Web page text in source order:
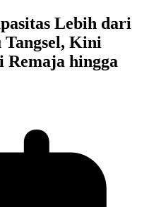
Lebih dari
Tangsel, Kini
Remaja hingga